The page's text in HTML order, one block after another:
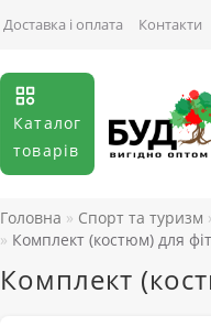
Доставка і оплата Контакти
Каталог
товарів
Головна Спорт та туризм
Комплект (костюм) для
Комплект